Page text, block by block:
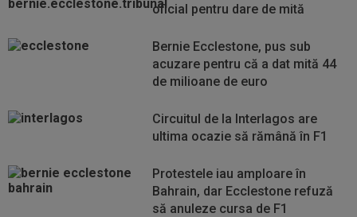
oficial pentru dare de mită
Bernie Ecclestone, pus sub
acuzare pentru că a dat mită 44
de milioane de euro
Circuitul de la Interlagos are
ultima ocazie să rămână în F1
Protestele iau amploare în
Bahrain, dar Ecclestone refuză
să anuleze cursa de F1